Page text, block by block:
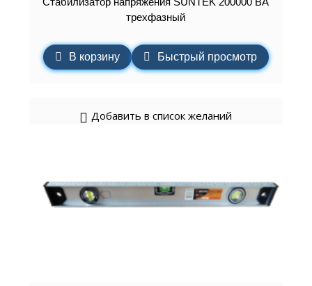
трехфазный
В корзину Быстрый просмотр
Добавить в список желаний